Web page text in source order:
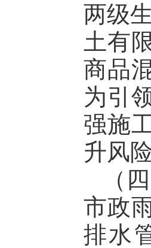
两级
土有
商品
为引
强施
升风
（
市政
排水